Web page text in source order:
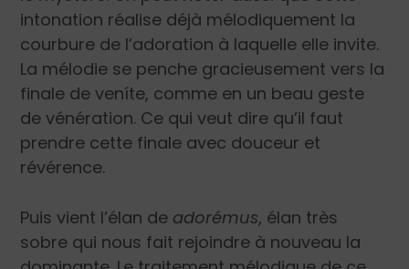
intonation réalise déjà mélodiquement la
courbure de l’adoration à laquelle elle invite.
La mélodie se penche gracieusement vers la
finale de veníte, comme en un beau geste
de vénération. Ce qui veut dire qu’il faut
prendre cette finale avec douceur et
révérence.
Puis vient l’élan de adorémus, élan très
sobre qui nous fait rejoindre à nouveau la